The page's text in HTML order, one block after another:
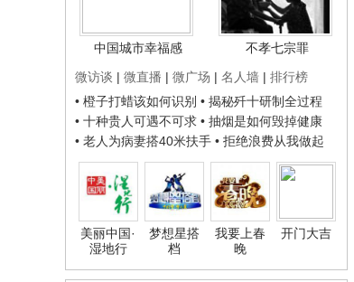
中国城市幸福感
不孝七宗罪
微访谈 | 微直播 | 微广场 | 名人墙 | 排行榜
• 橙子打蜡该如何识别 • 揭秘歼十研制全过程
• 十种贵人可遇不可求 • 抽烟是如何毁掉健康
• 老人为病妻搭40米扶手 • 拒绝浪费从我做起
美丽中国·
湿地行
梦想星搭
档
我要上春
晚
开门大吉